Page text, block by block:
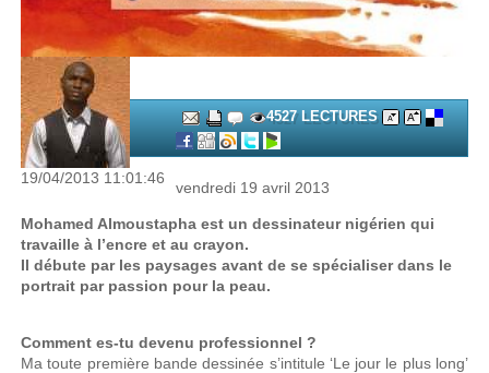
19/04/2013 11:01:46
4527 LECTURES
vendredi 19 avril 2013
Mohamed Almoustapha est un dessinateur nigérien qui
travaille à l’encre et au crayon.
Il débute par les paysages avant de se spécialiser dans le
portrait par passion pour la peau.
Comment es-tu devenu professionnel ?
Ma toute première bande dessinée s’intitule ‘Le jour le plus long’